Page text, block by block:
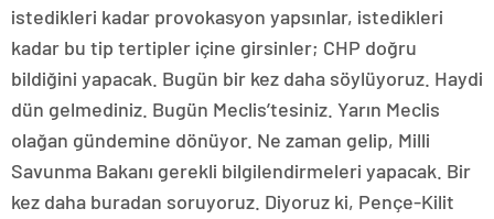
istedikleri kadar provokasyon yapsınlar, istedikleri
kadar bu tip tertipler içine girsinler; CHP doğru
bildiğini yapacak. Bugün bir kez daha söylüyoruz. Haydi
dün gelmediniz. Bugün Meclis’tesiniz. Yarın Meclis
olağan gündemine dönüyor. Ne zaman gelip, Milli
Savunma Bakanı gerekli bilgilendirmeleri yapacak. Bir
kez daha buradan soruyoruz. Diyoruz ki, Pençe-Kilit